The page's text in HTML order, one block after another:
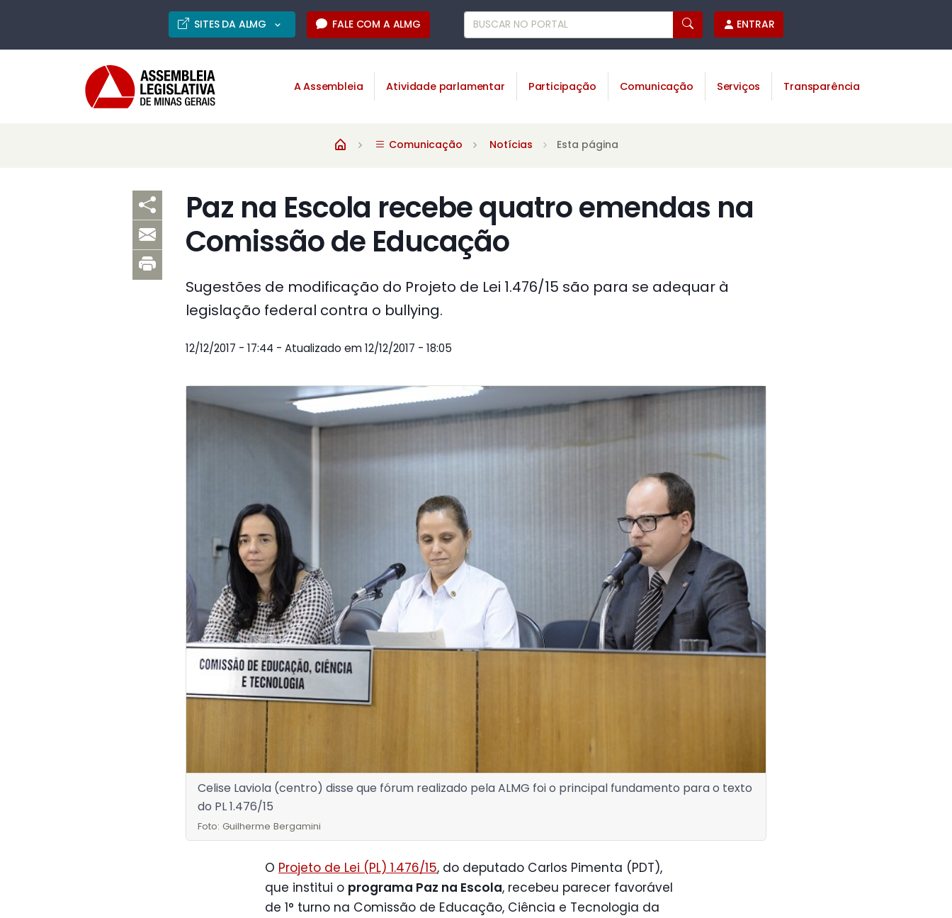
SITES DA ALMG FALE COM A ALMG ENTRAR
A Assembleia Atividade parlamentar Participação Comunicação Serviços Transparência
Comunicação Notícias Esta página
Paz na Escola recebe quatro emendas na
Comissão de Educação
Sugestões de modificação do Projeto de Lei 1.476/15 são para se adequar à
legislação federal contra o bullying.
12/12/2017 - 17:44 - Atualizado em 12/12/2017 - 18:05
Celise Laviola (centro) disse que fórum realizado pela ALMG foi o principal fundamento para o texto
do PL 1.476/15
Foto: Guilherme Bergamini
O Projeto de Lei (PL) 1.476/15, do deputado Carlos Pimenta (PDT),
que institui o programa Paz na Escola, recebeu parecer favorável
de 1° turno na Comissão de Educação, Ciência e Tecnologia da